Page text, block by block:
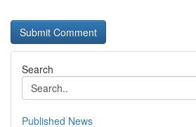
Search
Published News